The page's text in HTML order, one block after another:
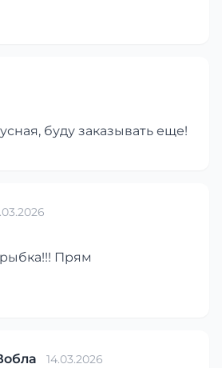
буду заказывать еще!
Прям
14.03.2026